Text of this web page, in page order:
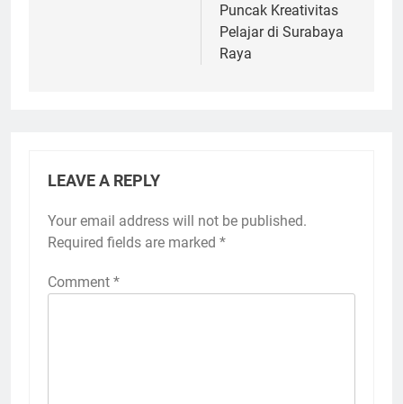
Puncak Kreativitas
Pelajar di Surabaya
Raya
LEAVE A REPLY
Your email address will not be published.
Required fields are marked *
Comment *